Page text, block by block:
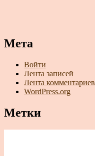
Мета
Войти
Лента записей
Лента комментариев
WordPress.org
Метки